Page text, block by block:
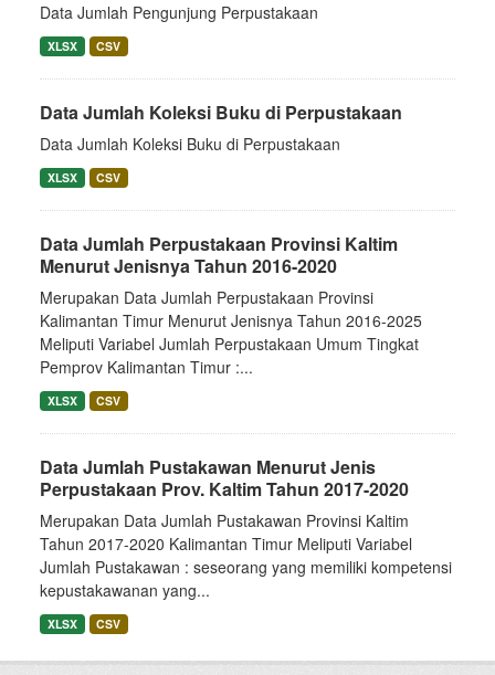
Data Jumlah Pengunjung Perpustakaan
XLSX CSV
Data Jumlah Koleksi Buku di Perpustakaan
Data Jumlah Koleksi Buku di Perpustakaan
XLSX CSV
Data Jumlah Perpustakaan Provinsi Kaltim
Menurut Jenisnya Tahun 2016-2020
Merupakan Data Jumlah Perpustakaan Provinsi
Kalimantan Timur Menurut Jenisnya Tahun 2016-2025
Meliputi Variabel Jumlah Perpustakaan Umum Tingkat
Pemprov Kalimantan Timur :...
XLSX CSV
Data Jumlah Pustakawan Menurut Jenis
Perpustakaan Prov. Kaltim Tahun 2017-2020
Merupakan Data Jumlah Pustakawan Provinsi Kaltim
Tahun 2017-2020 Kalimantan Timur Meliputi Variabel
Jumlah Pustakawan : seseorang yang memiliki kompetensi
kepustakawanan yang...
XLSX CSV